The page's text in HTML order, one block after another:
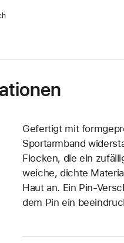
Gefertigt mit
Sportarmband
Flocken, die ein
weiche, dichte
Haut an. Ein Pin-
dem Pin ein